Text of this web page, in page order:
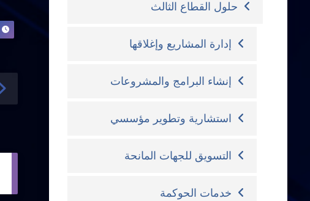
حلول القطاع الثالث
إدارة المشاريع وإغلاقها
إنشاء البرامج والمشروعات
استشارية وتطوير مؤسسي
التسويق للجهات المانحة
خدمات الحوكمة